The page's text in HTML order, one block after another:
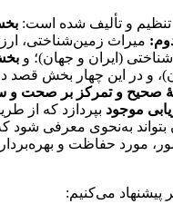
تنظیم و تألیف شده است:
میراث زمین‌شناختی،
(ایران و جهان)؛ و
و در این چهار بخش قصد
صحیح و تمرکز بر صحت و
موجود بپردازد که از
بتواند به‌نحوی معرفی شود
مورد حفاظت و بهره‌برداری
پیشنهاد می‌کنیم: